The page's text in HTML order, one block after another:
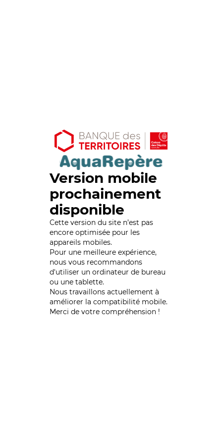
Version mobile
prochainement
disponible
Cette version du site n’est pas
encore optimisée pour les
appareils mobiles.
Pour une meilleure expérience,
nous vous recommandons
d'utiliser un ordinateur de bureau
ou une tablette.
Nous travaillons actuellement à
améliorer la compatibilité mobile.
Merci de votre compréhension !